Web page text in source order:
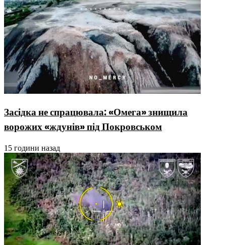
Засідка не спрацювала: «Омега» знищила
ворожих «ждунів» під Покровськом
15 години назад